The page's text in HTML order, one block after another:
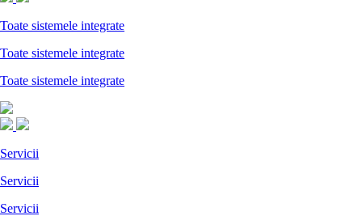
Toate sistemele integrate
Toate sistemele integrate
Toate sistemele integrate
Servicii
Servicii
Servicii